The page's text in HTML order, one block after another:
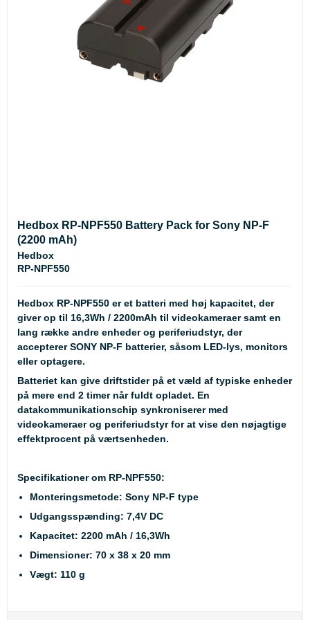
Hedbox RP-NPF550 Battery Pack for Sony NP-F
(2200 mAh)
Hedbox
RP-NPF550
Hedbox RP-NPF550 er et batteri med høj kapacitet, der
giver op til 16,3Wh / 2200mAh til videokameraer samt en
lang række andre enheder og periferiudstyr, der
accepterer SONY NP-F batterier, såsom LED-lys, monitors
eller optagere.
Batteriet kan give driftstider på et væld af typiske enheder
på mere end 2 timer når fuldt opladet. En
datakommunikationschip synkroniserer med
videokameraer og periferiudstyr for at vise den nøjagtige
effektprocent på værtsenheden.
Specifikationer om RP-NPF550:
Monteringsmetode: Sony NP-F type
Udgangsspænding: 7,4V DC
Kapacitet: 2200 mAh / 16,3Wh
Dimensioner: 70 x 38 x 20 mm
Vægt: 110 g